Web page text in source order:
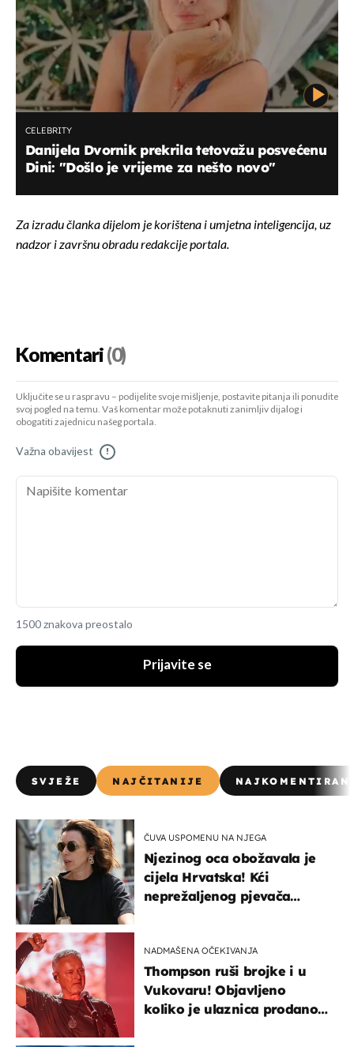
CELEBRITY
Danijela Dvornik prekrila tetovažu posvećenu
Dini: "Došlo je vrijeme za nešto novo"
Za izradu članka dijelom je korištena i umjetna inteligencija, uz
nadzor i završnu obradu redakcije portala.
Komentari(0)
Uključite se u raspravu – podijelite svoje mišljenje, postavite pitanja ili ponudite
svoj pogled na temu. Vaš komentar može potaknuti zanimljiv dijalog i
obogatiti zajednicu našeg portala.
Važna obavijest !
1500 znakova preostalo
Prijavite se
SVJEŽE NAJČITANIJE
ČUVA USPOMENU NA NJEGA
Njezinog oca obožavala je
cijela Hrvatska! Kći
neprežaljenog pjevača
NADMAŠENA OČEKIVANJA
Thompson ruši brojke i u
Vukovaru! Objavljeno
koliko je ulaznica prodano